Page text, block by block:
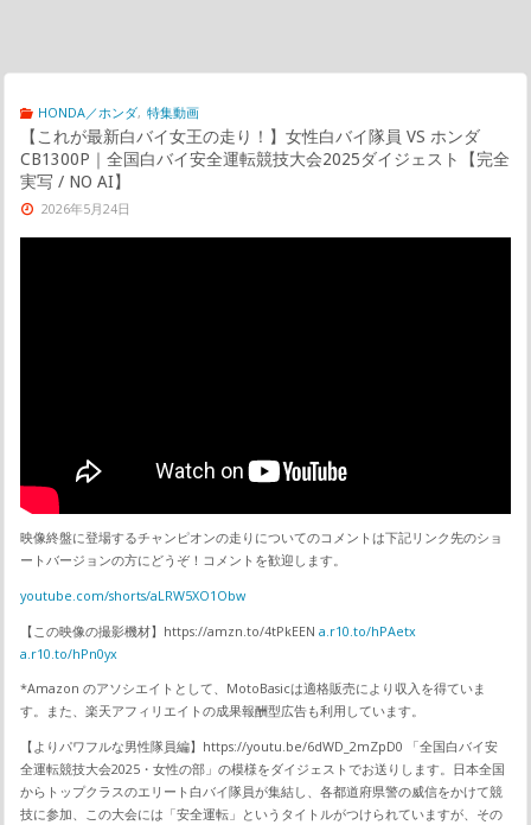
HONDA／ホンダ, 特集動画
【これが最新白バイ女王の走り！】女性白バイ隊員 VS ホンダ
CB1300P｜全国白バイ安全運転競技大会2025ダイジェスト【完全
実写 / NO AI】
2026年5月24日
映像終盤に登場するチャンピオンの走りについてのコメントは下記リンク先のショ
ートバージョンの方にどうぞ！コメントを歓迎します。
youtube.com/shorts/aLRW5XO1Obw
【この映像の撮影機材】https://amzn.to/4tPkEENa.r10.to/hPAetx
a.r10.to/hPn0yx
*Amazon のアソシエイトとして、MotoBasicは適格販売により収入を得ていま
す。また、楽天アフィリエイトの成果報酬型広告も利用しています。
【よりパワフルな男性隊員編】https://youtu.be/6dWD_2mZpD0 「全国白バイ安
全運転競技大会2025・女性の部」の模様をダイジェストでお送りします。日本全国
からトップクラスのエリート白バイ隊員が集結し、各都道府県警の威信をかけて競
技に参加、この大会には「安全運転」というタイトルがつけられていますが、その